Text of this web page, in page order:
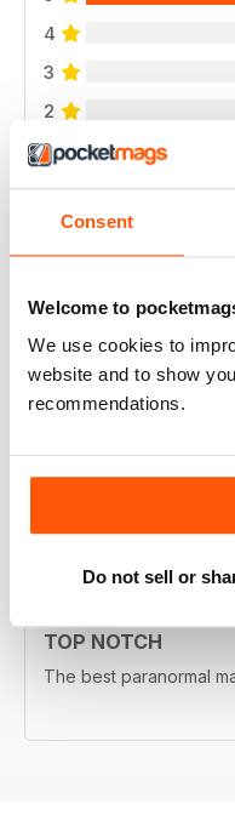
Consent
Welcome to
We use cookies to
website and to show
recommendations.
Do not sell or
4
3
2
1
INTEREST IN
Interest in Paranormal
TOP NOTCH
The best paranormal